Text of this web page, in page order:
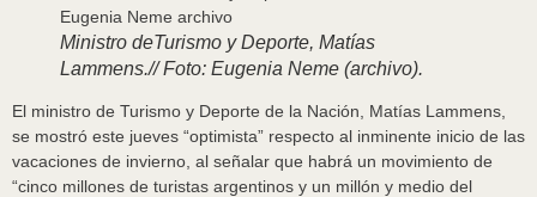
Ministro deTurismo y Deporte, Matías
Lammens.// Foto: Eugenia Neme (archivo).
El ministro de Turismo y Deporte de la Nación, Matías Lammens,
se mostró este jueves “optimista” respecto al inminente inicio de las
vacaciones de invierno, al señalar que habrá un movimiento de
“cinco millones de turistas argentinos y un millón y medio del